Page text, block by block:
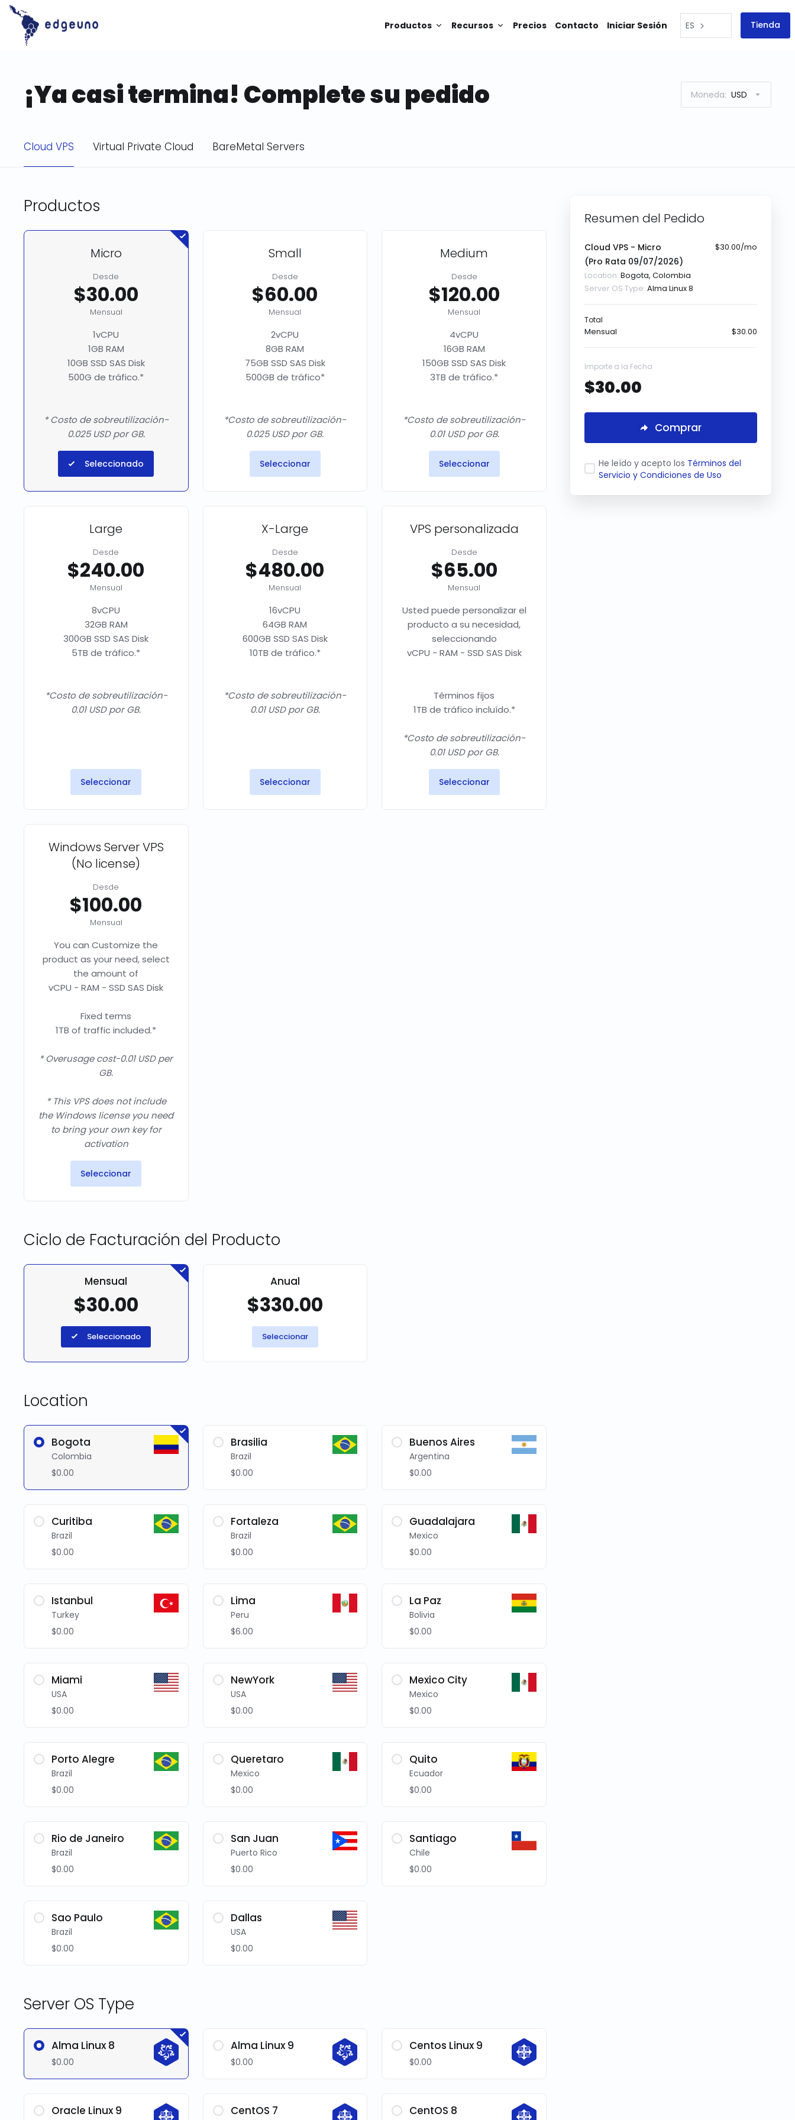
Skip
content
Productos Recursos Precios Contacto Iniciar Sesión ES Tienda
¡Ya casi termina! Complete su pedido Moneda: USD
Cloud VPS Virtual Private Cloud BareMetal Servers
Productos
Micro
Desde
$30.00
Mensual
1vCPU
1GB RAM
10GB SSD SAS Disk
500G de tráfico.*
* Costo de sobreutilización-
0.025 USD por GB.
Seleccionado
Small
Desde
$60.00
Mensual
2vCPU
8GB RAM
75GB SSD SAS Disk
500GB de tráfico*
*Costo de sobreutilización-
0.025 USD por GB.
Seleccionar
Medium
Desde
$120.00
Mensual
4vCPU
16GB RAM
150GB SSD SAS Disk
3TB de tráfico.*
*Costo de sobreutilización-
0.01 USD por GB.
Seleccionar
Large
Desde
$240.00
Mensual
8vCPU
32GB RAM
300GB SSD SAS Disk
5TB de tráfico.*
*Costo de sobreutilización-
0.01 USD por GB.
Seleccionar
X-Large
Desde
$480.00
Mensual
16vCPU
64GB RAM
600GB SSD SAS Disk
10TB de tráfico.*
*Costo de sobreutilización-
0.01 USD por GB.
Seleccionar
VPS personalizada
Desde
$65.00
Mensual
Usted puede personalizar el
producto a su necesidad,
seleccionando
vCPU - RAM - SSD SAS Disk
Términos fijos
1TB de tráfico incluído.*
*Costo de sobreutilización-
0.01 USD por GB.
Seleccionar
Windows Server VPS
(No license)
Desde
$100.00
Mensual
You can Customize the
product as your need, select
the amount of
vCPU - RAM - SSD SAS Disk
Fixed terms
1TB of traffic included.*
* Overusage cost-0.01 USD per
GB.
* This VPS does not include
the Windows license you need
to bring your own key for
activation
Seleccionar
Ciclo de Facturación del Producto
Mensual
$30.00
Seleccionado
Anual
$330.00
Seleccionar
Location
Bogota
Colombia
$0.00
Brasilia
Brazil
$0.00
Buenos Aires
Argentina
$0.00
Curitiba
Brazil
$0.00
Fortaleza
Brazil
$0.00
Guadalajara
Mexico
$0.00
Istanbul
Turkey
$0.00
Lima
Peru
$6.00
La Paz
Bolivia
$0.00
Miami
USA
$0.00
NewYork
USA
$0.00
Mexico City
Mexico
$0.00
Porto Alegre
Brazil
$0.00
Queretaro
Mexico
$0.00
Quito
Ecuador
$0.00
Rio de Janeiro
Brazil
$0.00
San Juan
Puerto Rico
$0.00
Santiago
Chile
$0.00
Sao Paulo
Brazil
$0.00
Dallas
USA
$0.00
Server OS Type
Alma Linux 8
$0.00
Alma Linux 9
$0.00
Centos Linux 9
$0.00
Oracle Linux 9 CentOS 7 CentOS 8
Resumen del Pedido
Cloud VPS - Micro $30.00/mo
(Pro Rata 09/07/2026)
Location: Bogota, Colombia
Server OS Type: Alma Linux 8
Total
Mensual $30.00
Importe a la Fecha
$30.00
Comprar
He leído y acepto los Términos del
Servicio y Condiciones de Uso